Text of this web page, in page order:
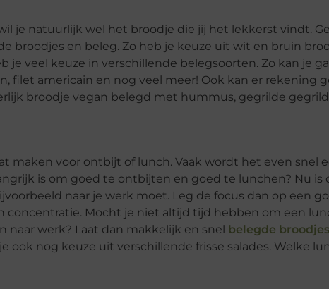
je natuurlijk wel het broodje die jij het lekkerst vindt.
broodjes en beleg. Zo heb je keuze uit wit en bruin
je veel keuze in verschillende belegsoorten. Zo kan je
filet americain en nog veel meer! Ook kan er rekening
broodje vegan belegd met hummus, gegrilde
maken voor ontbijt of lunch. Vaak wordt het even snel
is om goed te ontbijten en goed te lunchen? Nu is
naar je werk moet. Leg de focus dan op een
concentratie. Mocht je niet altijd tijd hebben om een
werk? Laat dan makkelijk en snel
belegde broodjes
ook nog keuze uit verschillende frisse salades. Welke